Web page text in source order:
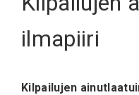
ilmapiiri
Kilpailujen